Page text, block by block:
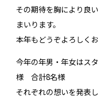
その期待を胸により良
まいります。
本年もどうぞよろしく
今年の年男・年女はス
様 合計8名様
それぞれの想いを発表